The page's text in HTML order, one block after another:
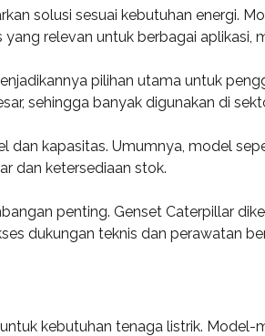
solusi sesuai kebutuhan energi.
relevan untuk berbagai aplikasi,
pilihan utama untuk
sehingga banyak digunakan di
kapasitas. Umumnya, model
dan ketersediaan stok.
penting. Genset Caterpillar
dukungan teknis dan perawatan
kebutuhan tenaga listrik.